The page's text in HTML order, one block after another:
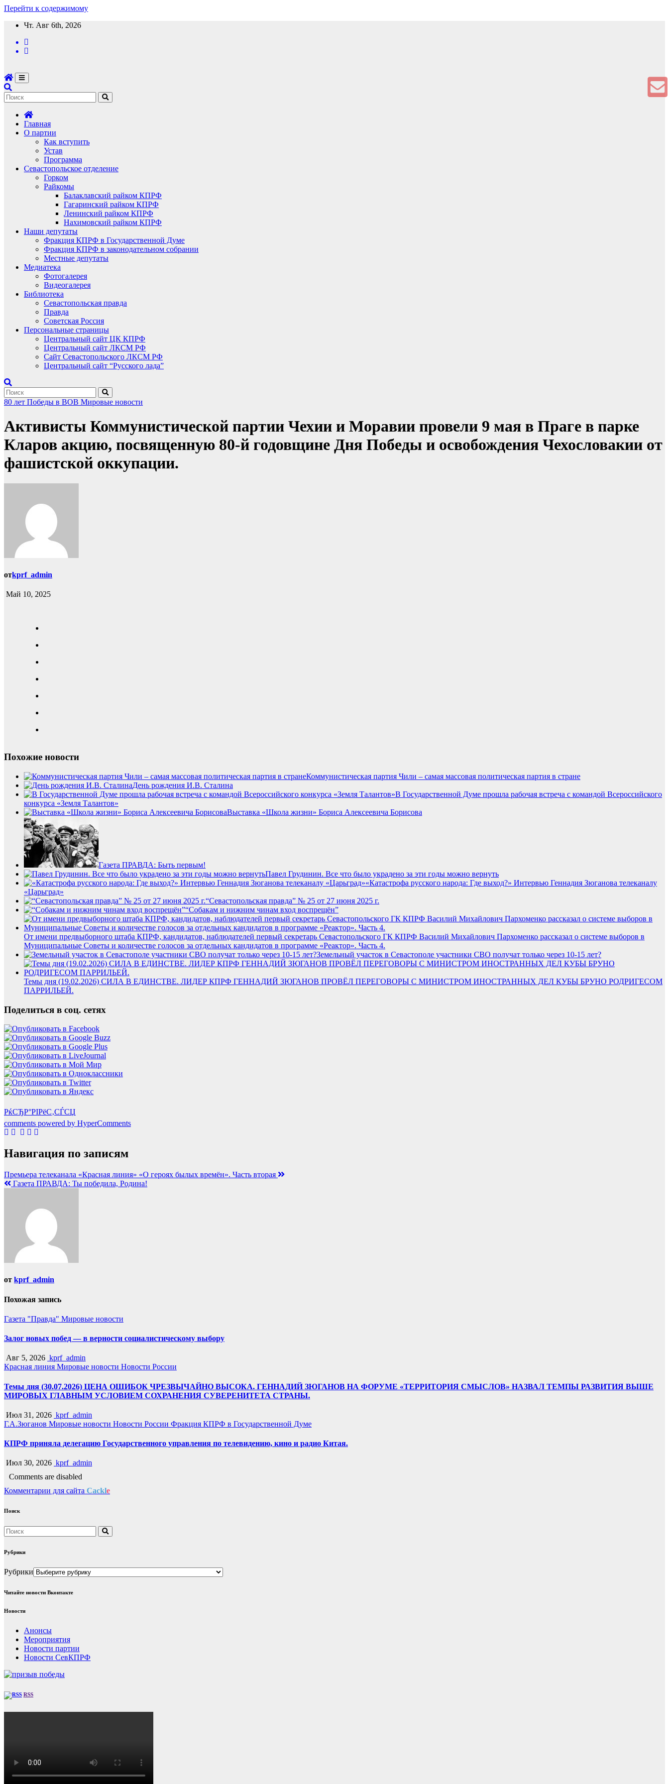
Перейти к содержимому
Чт. Авг 6th, 2026
Главная
О партии
Как вступить
Устав
Программа
Севастопольское отделение
Горком
Райкомы
Балаклавский райком КПРФ
Гагаринский райком КПРФ
Ленинский райком КПРФ
Нахимовский райком КПРФ
Наши депутаты
Фракция КПРФ в Государственной Думе
Фракция КПРФ в законодательном собрании
Местные депутаты
Медиатека
Фотогалерея
Видеогалерея
Библиотека
Севастопольская правда
Правда
Советская Россия
Персональные страницы
Центральный сайт ЦК КПРФ
Центральный сайт ЛКСМ РФ
Сайт Севастопольского ЛКСМ РФ
Центральный сайт “Русского лада”
80 лет Победы в ВОВ Мировые новости
Активисты Коммунистической партии Чехии и Моравии провели 9 мая в Праге в парке
Кларов акцию, посвященную 80-й годовщине Дня Победы и освобождения Чехословакии от
фашистской оккупации.
отkprf_admin
Май 10, 2025
Похожие новости
Коммунистическая партия Чили – самая массовая политическая партия в стране
День рождения И.В. Сталина
В Государственной Думе прошла рабочая встреча с командой Всероссийского
конкурса «Земля Талантов»
Выставка «Школа жизни» Бориса Алексеевича Борисова
Газета ПРАВДА: Быть первым!
Павел Грудинин. Все что было украдено за эти годы можно вернуть
«Катастрофа русского народа: Где выход?» Интервью Геннадия Зюганова телеканалу
«Царьград»
“Севастопольская правда” № 25 от 27 июня 2025 г.
“Собакам и нижним чинам вход воспрещён”
От имени предвыборного штаба КПРФ, кандидатов, наблюдателей первый секретарь Севастопольского ГК КПРФ Василий Михайлович Пархоменко рассказал о системе выборов в
Муниципальные Советы и количестве голосов за отдельных кандидатов в программе «Реактор». Часть 4.
Земельный участок в Севастополе участники СВО получат только через 10-15 лет?
Темы дня (19.02.2026) СИЛА В ЕДИНСТВЕ. ЛИДЕР КПРФ ГЕННАДИЙ ЗЮГАНОВ ПРОВЁЛ ПЕРЕГОВОРЫ С МИНИСТРОМ ИНОСТРАННЫХ ДЕЛ КУБЫ БРУНО РОДРИГЕСОМ
ПАРРИЛЬЕЙ.
Поделиться в соц. сетях
РќСЂР°РІРёС‚СЃСЏ
comments powered by HyperComments
Навигация по записям
Премьера телеканала «Красная линия» «О героях былых времён». Часть вторая
Газета ПРАВДА: Ты победила, Родина!
от kprf_admin
Похожая запись
Газета "Правда" Мировые новости
Залог новых побед — в верности социалистическому выбору
Авг 5, 2026 kprf_admin
Красная линия Мировые новости Новости России
Темы дня (30.07.2026) ЦЕНА ОШИБОК ЧРЕЗВЫЧАЙНО ВЫСОКА. ГЕННАДИЙ ЗЮГАНОВ НА ФОРУМЕ «ТЕРРИТОРИЯ СМЫСЛОВ» НАЗВАЛ ТЕМПЫ РАЗВИТИЯ ВЫШЕ
МИРОВЫХ ГЛАВНЫМ УСЛОВИЕМ СОХРАНЕНИЯ СУВЕРЕНИТЕТА СТРАНЫ.
Июл 31, 2026 kprf_admin
Г.А.Зюганов Мировые новости Новости России Фракция КПРФ в Государственной Думе
КПРФ приняла делегацию Государственного управления по телевидению, кино и радио Китая.
Июл 30, 2026 kprf_admin
Comments are disabled
Комментарии для сайта Cackle
Поиск
Рубрики
Рубрики
Читайте новости Вконтакте
Новости
Анонсы
Мероприятия
Новости партии
Новости СевКПРФ
RSS